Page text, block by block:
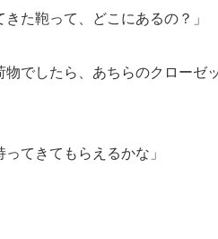
た鞄って、どこにあるの？」
物でしたら、あちらのクローゼ
てきてもらえるかな」